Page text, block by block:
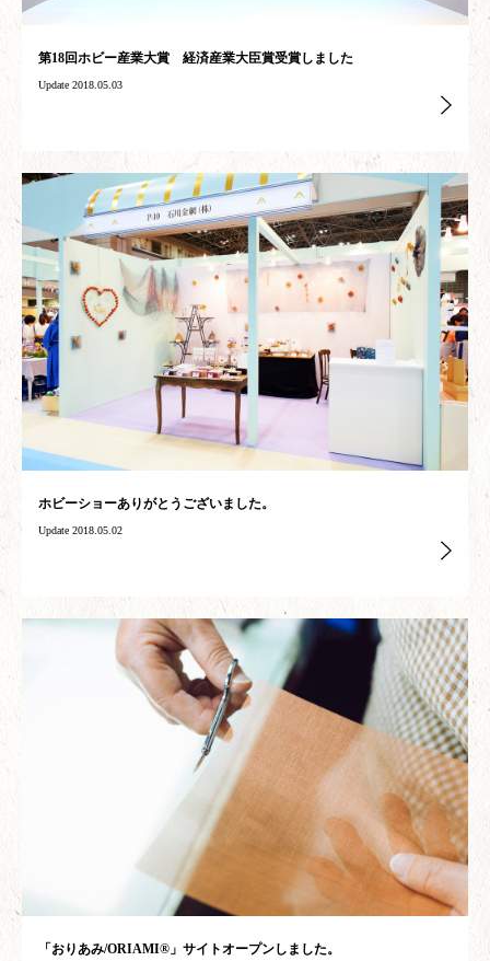
第18回ホビー産業大賞 経済産業大臣賞受賞しました
Update 2018.05.03
ホビーショーありがとうございました。
Update 2018.05.02
「おりあみ/ORIAMI®」サイトオープンしました。